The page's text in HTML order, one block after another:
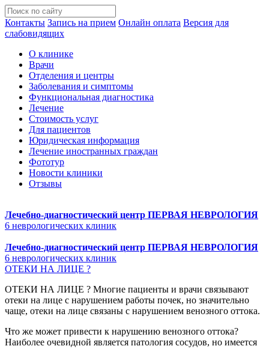
Контакты Запись на прием Онлайн оплата Версия для
слабовидящих
О клинике
Врачи
Отделения и центры
Заболевания и симптомы
Функциональная диагностика
Лечение
Стоимость услуг
Для пациентов
Юридическая информация
Лечение иностранных граждан
Фототур
Новости клиники
Отзывы
Лечебно-диагностический центр ПЕРВАЯ НЕВРОЛОГИЯ
6 неврологических клиник
Лечебно-диагностический центр ПЕРВАЯ НЕВРОЛОГИЯ
6 неврологических клиник
ОТЕКИ НА ЛИЦЕ ?
ОТЕКИ НА ЛИЦЕ ? Многие пациенты и врачи связывают
отеки на лице с нарушением работы почек, но значительно
чаще, отеки на лице связаны с нарушением венозного оттока.
Что же может привести к нарушению венозного оттока?
Наиболее очевидной является патология сосудов, но имеется